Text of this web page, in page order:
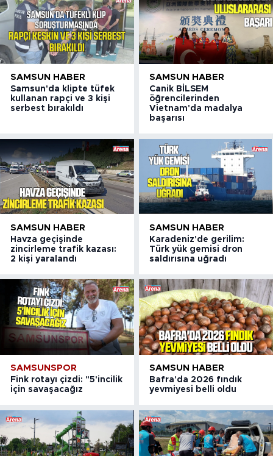
SAMSUN HABER
Samsun'da klipte tüfek
kullanan rapçi ve 3 kişi
serbest bırakıldı
SAMSUN HABER
Canik BİLSEM
öğrencilerinden
Vietnam'da madalya
başarısı
SAMSUN HABER
Havza geçişinde
zincirleme trafik kazası:
2 kişi yaralandı
SAMSUN HABER
Karadeniz'de gerilim:
Türk yük gemisi dron
saldırısına uğradı
SAMSUNSPOR
Fink rotayı çizdi: "5'incilik
için savaşacağız
SAMSUN HABER
Bafra'da 2026 fındık
yevmiyesi belli oldu